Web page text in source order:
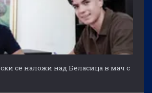
се наложи над Беласица в мач с